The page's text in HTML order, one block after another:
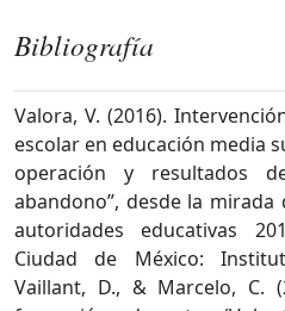
Bibliografía
Valora, V. (2016).
escolar en educación media
operación y resultados
abandono”, desde la
autoridades educativas
Ciudad de México:
Vaillant, D., & Marcelo, C.